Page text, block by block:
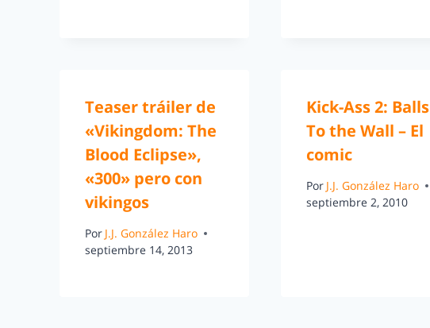
Teaser tráiler de
«Vikingdom: The
Blood Eclipse»,
«300» pero con
vikingos
Por J.J. González Haro
septiembre 14, 2013
Kick-Ass 2: Balls
To the Wall – El
comic
Por J.J. González Haro
septiembre 2, 2010